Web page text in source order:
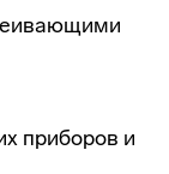
приборов и